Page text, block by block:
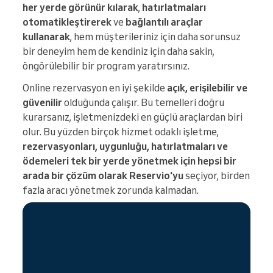
her yerde görünür kılarak, hatırlatmaları
otomatikleştirerekve bağlantılı araçlar
kullanarak, hem müşterileriniz için daha sorunsuz
bir deneyim hem de kendiniz için daha sakin,
öngörülebilir bir program yaratırsınız.
Online rezervasyon en iyi şekilde açık, erişilebilir ve
güvenilirolduğunda çalışır. Bu temelleri doğru
kurarsanız, işletmenizdeki en güçlü araçlardan biri
olur. Bu yüzden birçok hizmet odaklı işletme,
rezervasyonları, uygunluğu, hatırlatmaları ve
ödemeleri tek bir yerde yönetmek için hepsi bir
arada bir çözüm olarak Reservio'yuseçiyor, birden
fazla aracı yönetmek zorunda kalmadan.